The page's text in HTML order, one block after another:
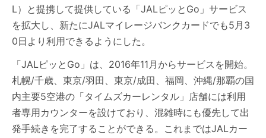
L）と提携して提供している「JALピッとGo」サービス
を拡大し、新たにJALマイレージバンクカードでも5月3
0日より利用できるようにした。
「JALピッとGo」は、2016年11月からサービスを開始。
札幌/千歳、東京/羽田、東京/成田、福岡、沖縄/那覇の国
内主要5空港の「タイムズカーレンタル」店舗には利用
者専用カウンターを設けており、混雑時にも優先して出
発手続きを完了することができる。これまではJALカー